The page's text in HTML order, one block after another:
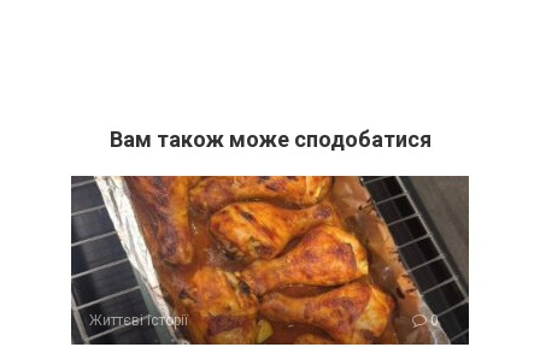
Вам також може сподобатися
Життєві історії 0